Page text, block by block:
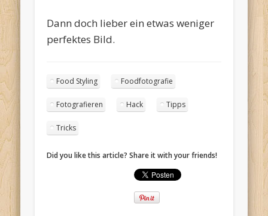
Dann doch lieber ein etwas weniger
perfektes Bild.
Food Styling Foodfotografie
Fotografieren Hack Tipps
Tricks
Did you like this article? Share it with your friends!